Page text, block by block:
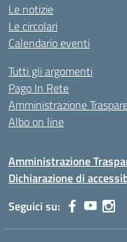
Le notizie
Le circolari
Calendario eventi
Tutti gli argomenti
Pago In Rete
Amministrazione
Albo on line
Amministrazione
Dichiarazione di
Seguici su: